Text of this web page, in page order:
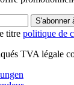
S'abonner
titre politique de
TVA légale